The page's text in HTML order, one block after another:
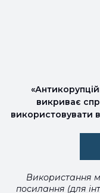
викриває
використовувати
Використання
посилання (для